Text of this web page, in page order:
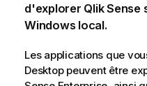
d'explorer Qlik Sense
Windows local.
Les applications que
Desktoppeuvent être